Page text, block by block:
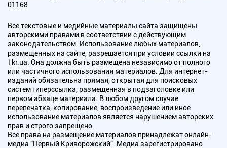
01168
Все текстовые и медийные материалы сайта защищены
авторскими правами в соответствии с действующим
законодательством. Использование любых материалов,
размещенных на сайте, разрешается при условии ссылки на
1kr.ua. Она должна быть размещена независимо от полного
или частичного использования материалов. Для интернет-
изданий обязательна прямая, открытая для поисковых
систем гиперссылка, размещенная в подзаголовке или
первом абзаце материала. В любом другом случае
перепечатка, копирование, воспроизведение или иное
использование материалов является нарушением авторских
прав и строго запрещено.
Все права на размещение материалов принадлежат онлайн-
медиа "Первый Криворожский". Медиа зарегистрировано